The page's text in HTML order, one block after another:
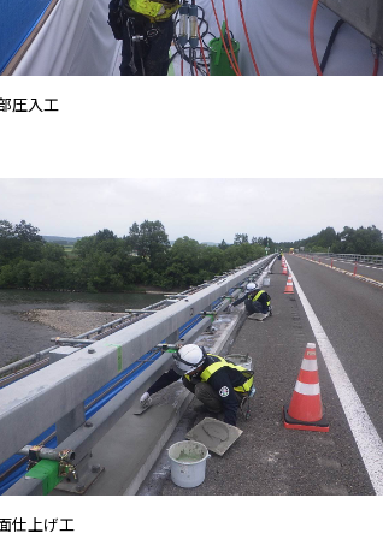
圧入工
仕上げ工